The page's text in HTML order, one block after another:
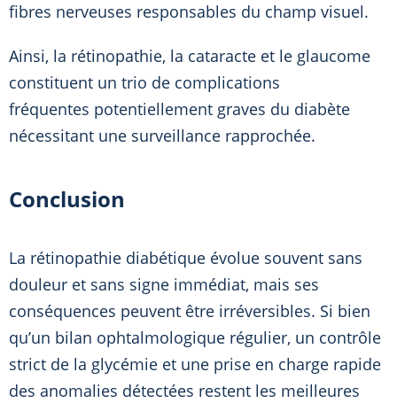
fibres nerveuses responsables du champ visuel.
Ainsi, la rétinopathie, la cataracte et le glaucome
constituent un trio de complications
fréquentes potentiellement graves du diabète
nécessitant une surveillance rapprochée.
Conclusion
La rétinopathie diabétique évolue souvent sans
douleur et sans signe immédiat, mais ses
conséquences peuvent être irréversibles. Si bien
qu’un bilan ophtalmologique régulier, un contrôle
strict de la glycémie et une prise en charge rapide
des anomalies détectées restent les meilleures